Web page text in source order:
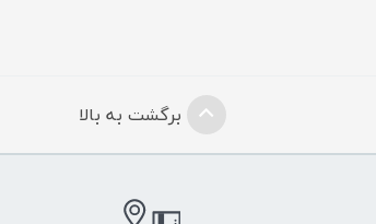
برگشت به بالا